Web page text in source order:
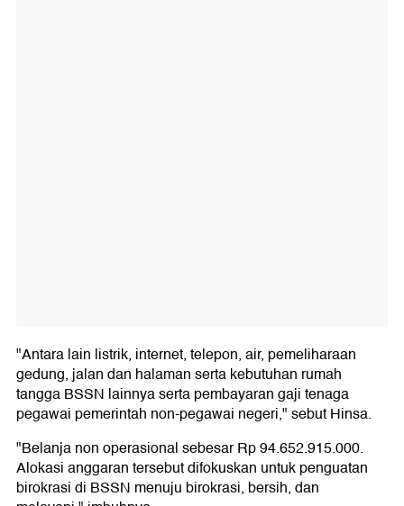
"Antara lain listrik, internet, telepon, air, pemeliharaan
gedung, jalan dan halaman serta kebutuhan rumah
tangga BSSN lainnya serta pembayaran gaji tenaga
pegawai pemerintah non-pegawai negeri," sebut Hinsa.
"Belanja non operasional sebesar Rp 94.652.915.000.
Alokasi anggaran tersebut difokuskan untuk penguatan
birokrasi di BSSN menuju birokrasi, bersih, dan